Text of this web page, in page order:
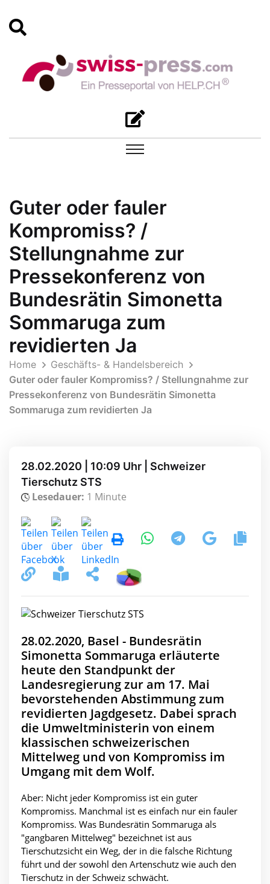
Guter oder fauler
Kompromiss? /
Stellungnahme zur
Pressekonferenz von
Bundesrätin Simonetta
Sommaruga zum
revidierten Ja
Home
Geschäfts- & Handelsbereich
Guter oder fauler Kompromiss? / Stellungnahme zur
Pressekonferenz von Bundesrätin Simonetta
Sommaruga zum revidierten Ja
28.02.2020 | 10:09 Uhr | Schweizer
Tierschutz STS
Lesedauer: 1 Minute
28.02.2020, Basel - Bundesrätin
Simonetta Sommaruga erläuterte
heute den Standpunkt der
Landesregierung zur am 17. Mai
bevorstehenden Abstimmung zum
revidierten Jagdgesetz. Dabei sprach
die Umweltministerin von einem
klassischen schweizerischen
Mittelweg und von Kompromiss im
Umgang mit dem Wolf.
Aber: Nicht jeder Kompromiss ist ein guter
Kompromiss. Manchmal ist es einfach nur ein fauler
Kompromiss. Was Bundesrätin Sommaruga als
"gangbaren Mittelweg" bezeichnet ist aus
Tierschutzsicht ein Weg, der in die falsche Richtung
führt und der sowohl den Artenschutz wie auch den
Tierschutz in der Schweiz schwächt.